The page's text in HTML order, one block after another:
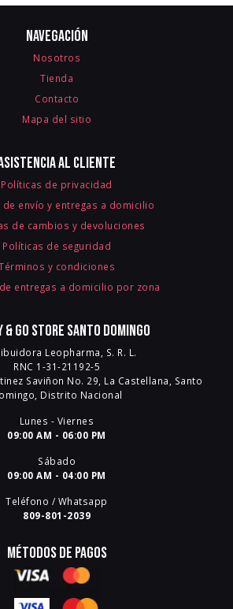
Navegación
Nosotros
Tienda
Contacto
Mapa del sitio
al cliente
Políticas de privacidad
de envío y entregas a domicilio
de cambios y devoluciones
Políticas de seguridad
y condiciones
entregas a domicilio por zona
& Go Store Santo Domingo
Leopharma, S. R. L.
RNC 1-31-21192-5
Saviñon No. 29, La Castellana, Santo
Distrito Nacional
Lunes - Viernes
09:00 AM - 06:00 PM
Sábado
09:00 AM - 04:00 PM
Teléfono / Whatsapp
809-801-2039
Métodos de pagos